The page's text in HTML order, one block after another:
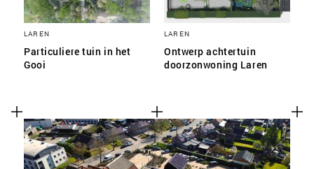
LAREN
Particuliere tuin in het
Gooi
LAREN
Ontwerp achtertuin
doorzonwoning Laren